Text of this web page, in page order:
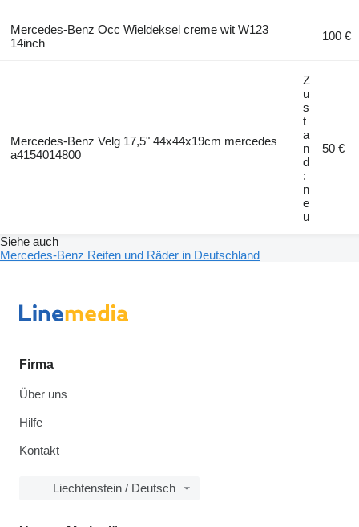
Mercedes-Benz Occ Wieldeksel creme wit W123
14inch
100 €
Mercedes-Benz Velg 17,5" 44x44x19cm mercedes
a4154014800
Z
u
s
t
a
n
d
:
n
e
u
50 €
Siehe auch
Mercedes-Benz Reifen und Räder in Deutschland
Firma
Über uns
Hilfe
Kontakt
Liechtenstein / Deutsch